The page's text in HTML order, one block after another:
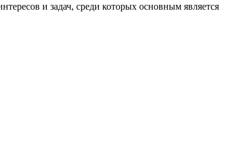
и задач, среди которых основным является